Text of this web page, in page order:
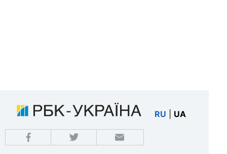
RU UA